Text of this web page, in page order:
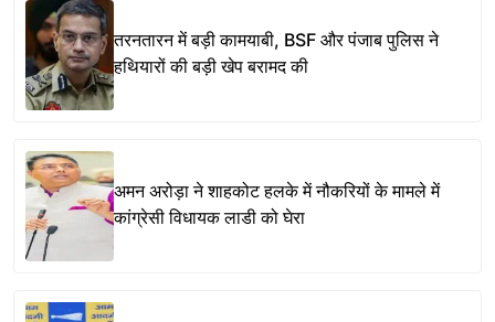
तरनतारन में बड़ी कामयाबी, BSF और पंजाब पुलिस ने
हथियारों की बड़ी खेप बरामद की
अमन अरोड़ा ने शाहकोट हलके में नौकरियों के मामले में
कांग्रेसी विधायक लाडी को घेरा